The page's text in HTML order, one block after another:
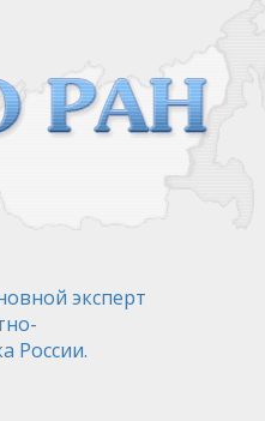
эксперт
России.